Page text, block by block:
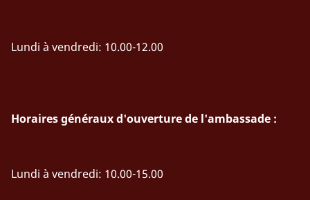
Lundi à vendredi: 10.00-12.00
Horaires généraux d'ouverture de l'ambassade :
Lundi à vendredi: 10.00-15.00